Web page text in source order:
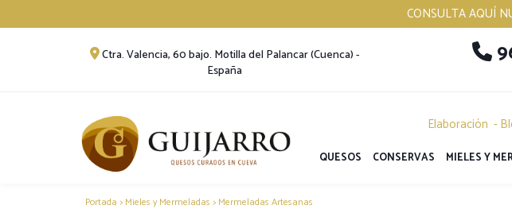
CONSULTA AQUÍ
Ctra. Valencia, 60 bajo. Motilla del Palancar (Cuenca) -
España
Elaboración
QUESOS CONSERVAS MIELES Y
Portada > Mieles y Mermeladas > Mermeladas Artesanas